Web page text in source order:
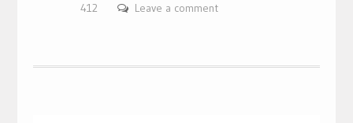
412
Leave a comment